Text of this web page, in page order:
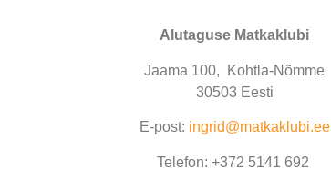
Alutaguse Matkaklubi
Jaama 100, Kohtla-Nõmme
30503 Eesti
E-post: ingrid@matkaklubi.ee
Telefon: +372 5141 692